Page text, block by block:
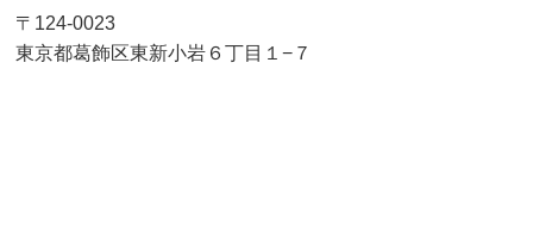
〒124-0023
東京都葛飾区東新小岩６丁目１−７